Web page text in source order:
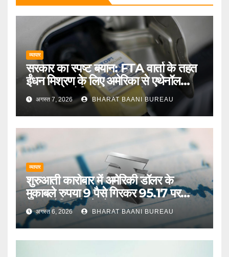
व्यापार
सरकार का स्पष्ट बयान: FTA वार्ता के तहत
ईंधन मिश्रण के लिए अमेरिका से एथेनॉल
आयात पर कोई प्रतिबद्धता नहीं
अगस्त 7, 2026 BHARAT BAANI BUREAU
व्यापार
शुरुआती कारोबार में अमेरिकी डॉलर के
मुकाबले रुपया 9 पैसे गिरकर 95.17 पर
पहुंचा, वैश्विक संकेतों का असर
अगस्त 6, 2026 BHARAT BAANI BUREAU